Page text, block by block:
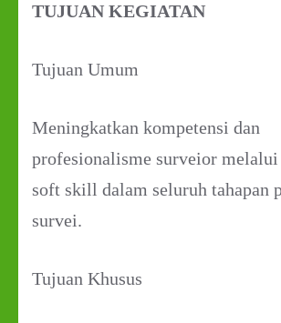
TUJUAN KEGIATAN
Tujuan Umum
Meningkatkan kompetensi dan
profesionalisme surveior melalui
soft skill dalam seluruh tahapan
survei.
Tujuan Khusus